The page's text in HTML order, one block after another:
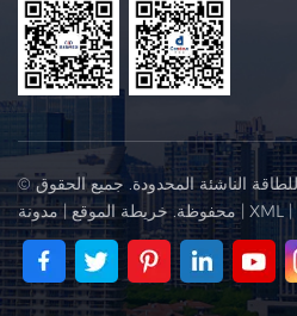
© شركة شيامن سي آند دي للطاقة الناشئة المحدودة. جميع الحقوق
محفوظة.خريطة الموقع|مدونة | XML |